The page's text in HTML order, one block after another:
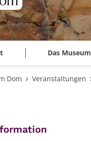
Das Museum
Dom Veranstaltungen